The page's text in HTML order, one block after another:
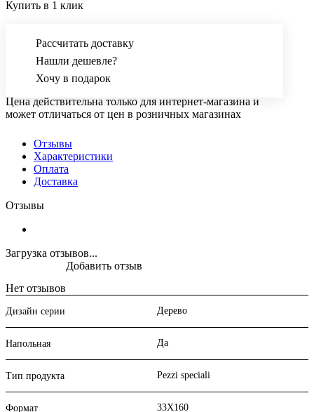
Купить в 1 клик
Рассчитать доставку
Нашли дешевле?
Хочу в подарок
Цена действительна только для интернет-магазина и
может отличаться от цен в розничных магазинах
Отзывы
Характеристики
Оплата
Доставка
Отзывы
Загрузка отзывов...
Нет отзывов
Добавить отзыв
Дизайн серии Дерево
Напольная Да
Тип продукта Pezzi speciali
Формат 33X160